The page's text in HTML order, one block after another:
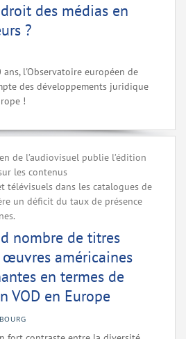
des médias en
?
l'Observatoire européen de
des développements juridique
!
de l’audiovisuel publie l’édition
les contenus
télévisuels dans les catalogues de
un déficit du taux de présence
nombre de titres
œuvres américaines
en termes de
VOD en Europe